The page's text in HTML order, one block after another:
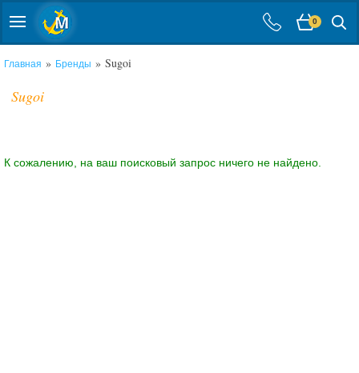
0
Главная » Бренды » Sugoi
Sugoi
К сожалению, на ваш поисковый запрос ничего не найдено.